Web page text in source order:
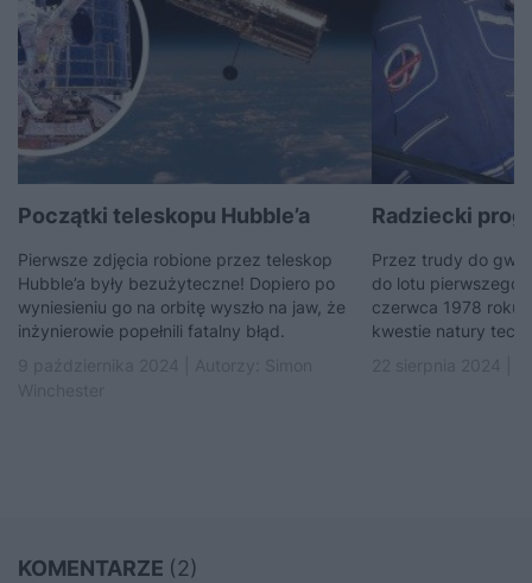
Początki teleskopu Hubble’a
Pierwsze zdjęcia robione przez teleskop
Hubble’a były bezużyteczne! Dopiero po
wyniesieniu go na orbitę wyszło na jaw, że
inżynierowie popełnili fatalny błąd.
Radziecki
Przez trudy do
do lotu pierwszego
czerwca 1978 roku.
kwestie natury
KOMENTARZE (2)